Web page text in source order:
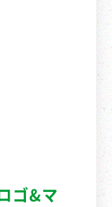
ゴ&マ